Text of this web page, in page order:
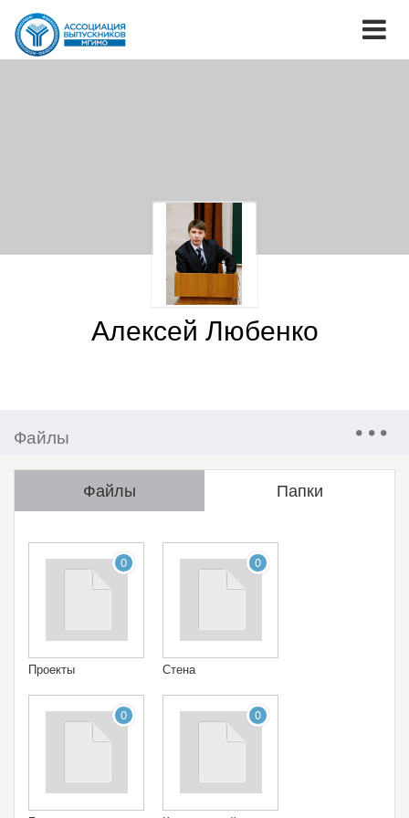
Алексей Любенко
Файлы
Файлы Папки
0
Проекты
0
Стена
0 0